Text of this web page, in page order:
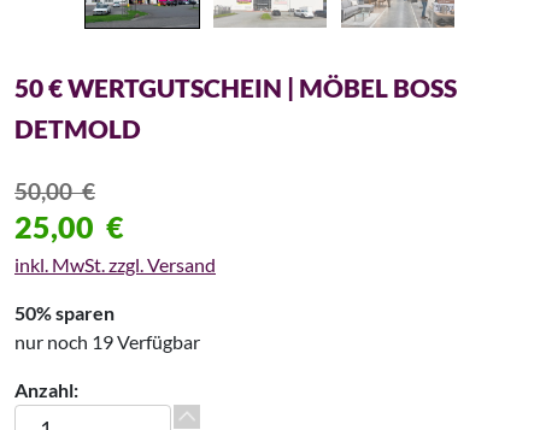
50 € WERTGUTSCHEIN | MÖBEL BOSS
DETMOLD
50,00€
25,00 €
inkl. MwSt. zzgl. Versand
50% sparen
nur noch 19 Verfügbar
Anzahl:
50 € Wertgutschein | Möbel Boss Detmold Menge